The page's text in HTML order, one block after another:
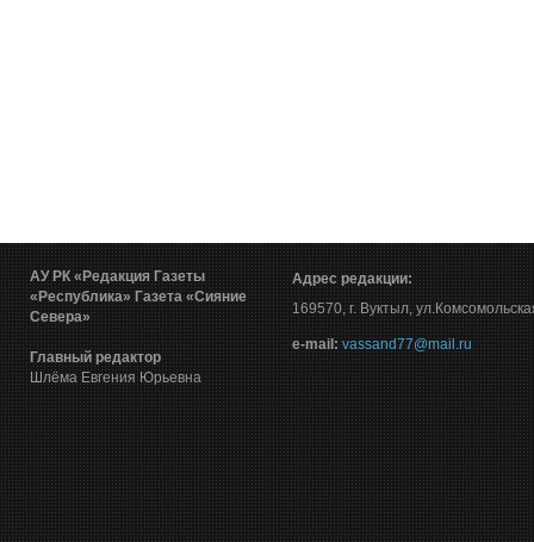
АУ РК «Редакция Газеты
«Республика» Газета «Сияние
Севера»
Главный редактор
Шлёма Евгения Юрьевна
Адрес редакции:
169570, г. Вуктыл,
е-mail: vassand77@mail.ru